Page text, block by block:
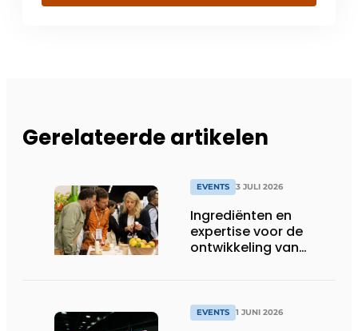
Gerelateerde artikelen
EVENTS 3 JULI 2026
Ingrediënten en
expertise voor de
ontwikkeling van
EVENTS 1 JUNI 2026